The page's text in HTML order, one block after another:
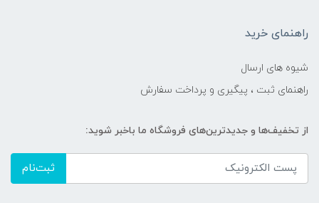
راهنمای خرید
شیوه های ارسال
راهنمای ثبت ، پیگیری و پرداخت سفارش
از تخفیف‌ها و جدیدترین‌های فروشگاه ما باخبر شوید:
ثبت‌نام